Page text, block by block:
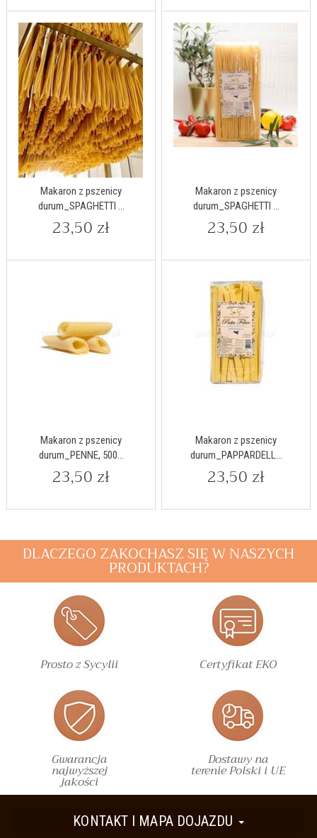
Makaron z pszenicy
durum_SPAGHETTI ...
23,50 zł
Makaron z pszenicy
durum_SPAGHETTI ...
23,50 zł
Makaron z pszenicy
durum_PENNE, 500...
23,50 zł
Makaron z pszenicy
durum_PAPPARDELL...
23,50 zł
DLACZEGO ZAKOCHASZ SIĘ W NASZYCH
PRODUKTACH?
Prosto z Sycylii Certyfikat EKO
Gwarancja
najwyższej
jakości
Dostawy na
terenie Polski i UE
KONTAKT I MAPA DOJAZDU